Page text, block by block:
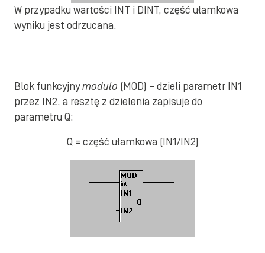
W przypadku wartości INT i DINT, część ułamkowa
wyniku jest odrzucana.
Blok funkcyjnymodulo (MOD) – dzieli parametr IN1
przez IN2, a resztę z dzielenia zapisuje do
parametru Q:
Q = część ułamkowa (IN1/IN2)